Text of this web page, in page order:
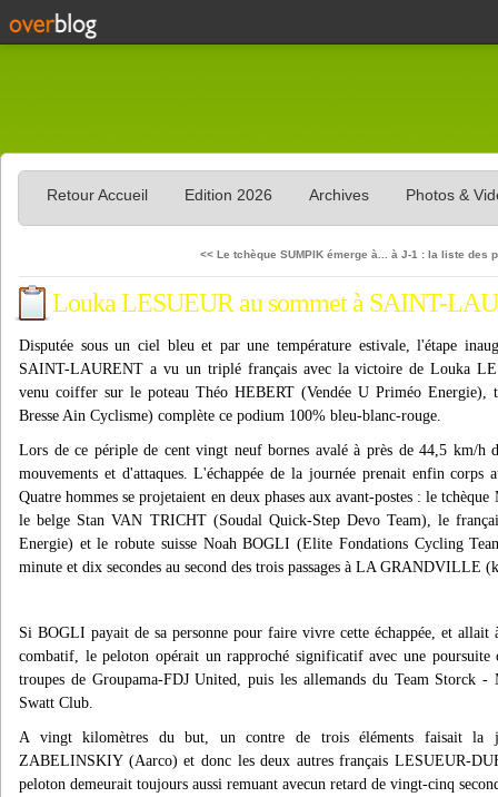
Retour Accueil Edition 2026 Archives Photos &
<< Le tchèque SUMPIK émerge à... à J-1 : la liste des
Louka LESUEUR au sommet à SAINT-
Disputée sous un ciel bleu et par une température estivale, l'étape
SAINT-LAURENT a vu un triplé français avec la victoire de Louka
venu coiffer sur le poteau Théo HEBERT (Vendée U Priméo Energie),
Bresse Ain Cyclisme) complète ce podium 100% bleu-blanc-rouge.
Lors de ce périple de cent vingt neuf bornes avalé à près de 44,5 km/h
mouvements et d'attaques. L'échappée de la journée prenait enfin
Quatre hommes se projetaient en deux phases aux avant-postes : le
le belge Stan VAN TRICHT (Soudal Quick-Step Devo Team), le
Energie) et le robute suisse Noah BOGLI (Elite Fondations Cycling
minute et dix secondes au second des trois passages à LA GRANDVILLE
Si BOGLI payait de sa personne pour faire vivre cette échappée, et
combatif, le peloton opérait un rapproché significatif avec une poursuite
troupes de Groupama-FDJ United, puis les allemands du Team Storck
Swatt Club.
A vingt kilomètres du but, un contre de trois éléments faisait la
ZABELINSKIY (Aarco) et donc les deux autres français LESUEUR-
peloton demeurait toujours aussi remuant avecun retard de vingt-cinq